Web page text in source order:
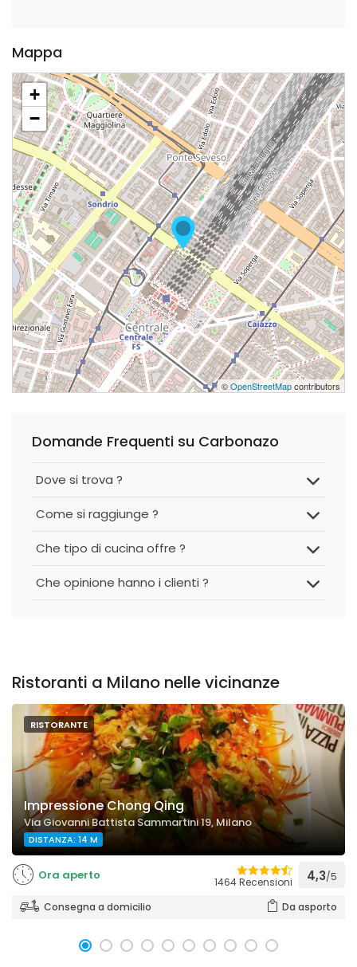
Mappa
+
−
©OpenStreetMapcontributors
Domande Frequenti su Carbonazo
Dove si trova ?
Come si raggiunge ?
Che tipo di cucina offre ?
Che opinione hanno i clienti ?
Ristoranti a Milano nelle vicinanze
RISTORANTE
Impressione Chong Qing
Via Giovanni Battista Sammartini 19, Milano
DISTANZA: 14 M
Ora aperto 1464 Recensioni 4,3/5
Consegna a domicilio Da asporto